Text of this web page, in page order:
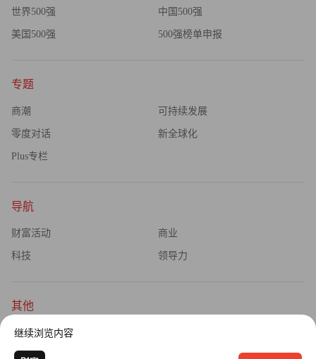
世界500强 中国500强
美国500强 500强榜单申报
专题
商潮 可持续发展
零度对话 新全球化
Plus专栏
导航
财富活动 商业
科技 领导力
其他
杂志订阅
隐私政策
继续浏览内容